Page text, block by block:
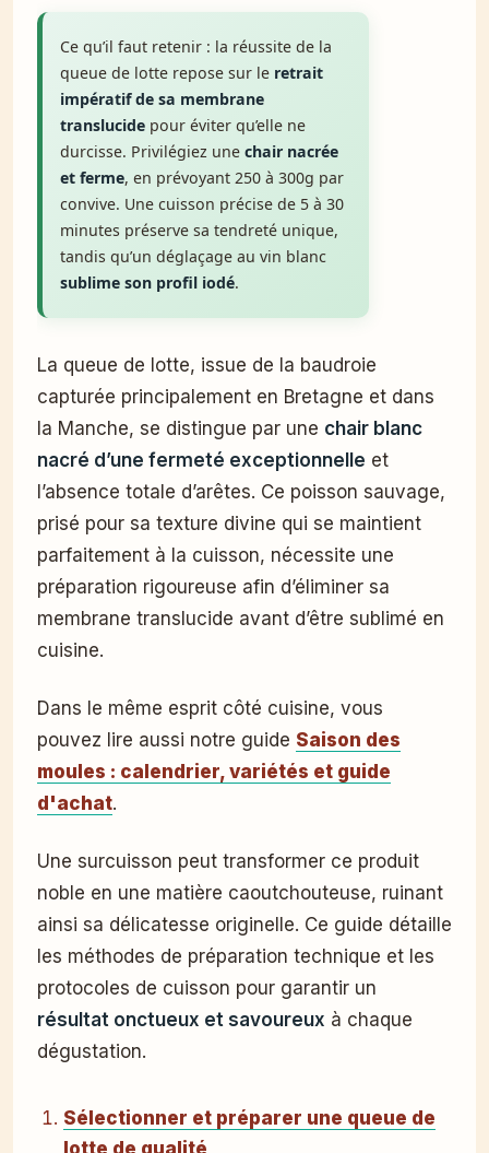
Ce qu’il faut retenir : la réussite de la
queue de lotte repose sur le retrait
impératif de sa membrane
translucide pour éviter qu’elle ne
durcisse. Privilégiez une chair nacrée
et ferme, en prévoyant 250 à 300g par
convive. Une cuisson précise de 5 à 30
minutes préserve sa tendreté unique,
tandis qu’un déglaçage au vin blanc
sublime son profil iodé.
La queue de lotte, issue de la baudroie
capturée principalement en Bretagne et dans
la Manche, se distingue par une chair blanc
nacré d’une fermeté exceptionnelle et
l’absence totale d’arêtes. Ce poisson sauvage,
prisé pour sa texture divine qui se maintient
parfaitement à la cuisson, nécessite une
préparation rigoureuse afin d’éliminer sa
membrane translucide avant d’être sublimé en
cuisine.
Dans le même esprit côté cuisine, vous
pouvez lire aussi notre guide Saison des
moules : calendrier, variétés et guide
d'achat.
Une surcuisson peut transformer ce produit
noble en une matière caoutchouteuse, ruinant
ainsi sa délicatesse originelle. Ce guide détaille
les méthodes de préparation technique et les
protocoles de cuisson pour garantir un
résultat onctueux et savoureux à chaque
dégustation.
Sélectionner et préparer une queue de